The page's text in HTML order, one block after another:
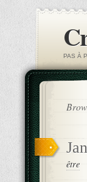
PAS À
être